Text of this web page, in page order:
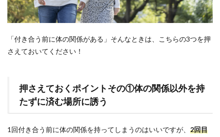
「付き合う前に体の関係がある」そんなときは、こちらの3つを押
さえておいてください！
押さえておくポイントその①体の関係以外を持
たずに済む場所に誘う
1回付き合う前に体の関係を持ってしまうのはいいですが、 2回目